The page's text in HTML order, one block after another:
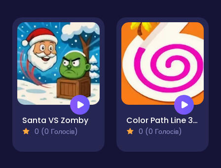
Santa VS Zomby
0 (0 Голосів)
Color Path Line 3D Draw and Roll Puzzle Runner
0 (0 Голосів)